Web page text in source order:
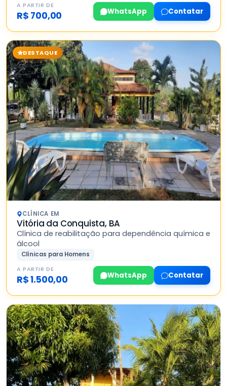
A PARTIR DE
R$ 700,00 WhatsApp Contatar
DESTAQUE
CLÍNICA EM
Vitória da Conquista, BA
Clínica de reabilitação para dependência química e
álcool
Clínicas para Homens
A PARTIR DE
R$ 1.500,00 WhatsApp Contatar